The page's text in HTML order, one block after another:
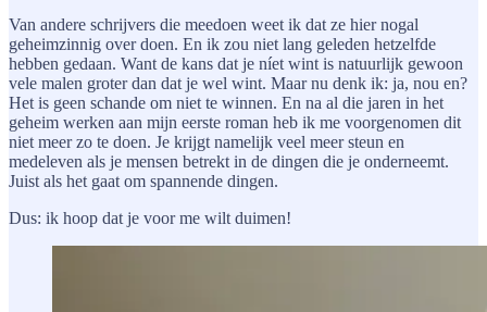
Van andere schrijvers die meedoen weet ik dat ze hier nogal
geheimzinnig over doen. En ik zou niet lang geleden hetzelfde
hebben gedaan. Want de kans dat je níet wint is natuurlijk gewoon
vele malen groter dan dat je wel wint. Maar nu denk ik: ja, nou en?
Het is geen schande om niet te winnen. En na al die jaren in het
geheim werken aan mijn eerste roman heb ik me voorgenomen dit
niet meer zo te doen. Je krijgt namelijk veel meer steun en
medeleven als je mensen betrekt in de dingen die je onderneemt.
Juist als het gaat om spannende dingen.
Dus: ik hoop dat je voor me wilt duimen!